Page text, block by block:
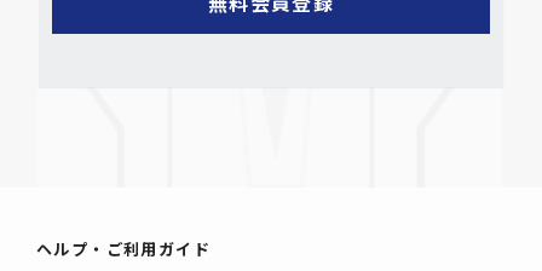
ヘルプ・ご利用ガイド